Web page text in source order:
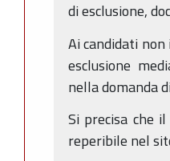
di esclusione,
Ai candidati
esclusione
nella domanda
Si precisa che
reperibile nel